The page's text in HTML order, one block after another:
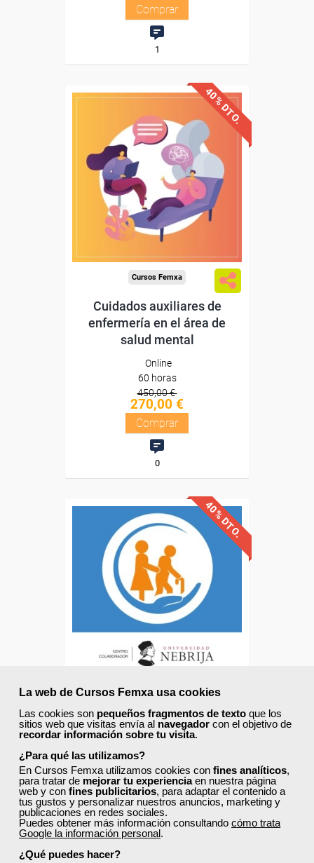
La web de Cursos Femxa usa cookies
Las cookies son pequeños fragmentos de texto que los
sitios web que visitas envía al navegador con el objetivo de
recordar información sobre tu visita.
¿Para qué las utilizamos?
En Cursos Femxa utilizamos cookies con fines analíticos,
para tratar de mejorar tu experienciaen nuestra página
web y con fines publicitarios, para adaptar el contenido a
tus gustos y personalizar nuestros anuncios, marketing y
publicaciones en redes sociales.
Puedes obtener más información consultando cómo trata
Google la información personal.
¿Qué puedes hacer?
Comprar
1
40% DTO.
Descuentos especiales
Sin requisitos de acceso
Diploma
Compra segura
Cursos Femxa
Cuidados auxiliares de
enfermería en el área de
salud mental
Online
60 horas
450,00 €
270,00 €
Comprar
0
40% DTO.
Descuentos especiales
Sin requisitos de acceso
Doble titulación
Compra segura
Cursos Femxa
Cuidados auxiliares de
enfermería en geriatría
Online
60 horas |2 ECTS
450,00 €
270,00 €
Comprar